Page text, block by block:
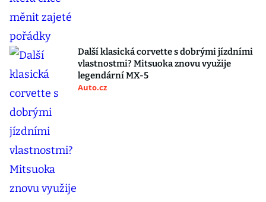
Další klasická corvette s dobrými jízdními
vlastnostmi? Mitsuoka znovu využije
legendární MX-5
Auto.cz